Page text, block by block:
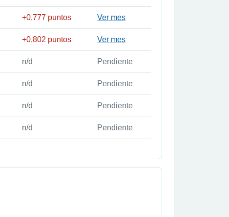
+0,777 puntos Ver mes
+0,802 puntos Ver mes
n/d Pendiente
n/d Pendiente
n/d Pendiente
n/d Pendiente